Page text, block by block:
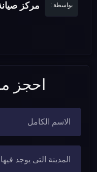
بواسطة : مركز
احجز